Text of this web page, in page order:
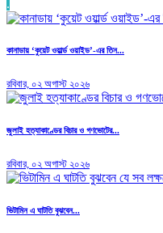
.
কানাডায় ‘কুয়েট ওয়ার্ল্ড ওয়াইড’-এর তিন...
রবিবার, ০২ অগাস্ট ২০২৬
জুলাই হত্যাকাণ্ডের বিচার ও গণভোটের...
রবিবার, ০২ অগাস্ট ২০২৬
ভিটামিন এ ঘাটতি বুঝবেন...